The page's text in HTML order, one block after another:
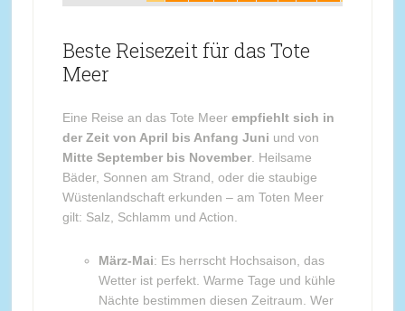
Beste Reisezeit für das Tote
Meer
Eine Reise an das Tote Meer empfiehlt sich in
der Zeit von April bis Anfang Juni und von
Mitte September bis November. Heilsame
Bäder, Sonnen am Strand, oder die staubige
Wüstenlandschaft erkunden – am Toten Meer
gilt: Salz, Schlamm und Action.
März-Mai: Es herrscht Hochsaison, das
Wetter ist perfekt. Warme Tage und kühle
Nächte bestimmen diesen Zeitraum. Wer